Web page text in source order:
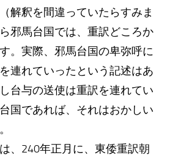
解釈を間違っていたらすみま
邪馬台国では、重訳どころか
。実際、邪馬台国の卑弥呼に
連れていったという記述はあ
台与の送使は重訳を連れてい
国であれば、それはおかしい
、240年正月に、東倭重訳朝